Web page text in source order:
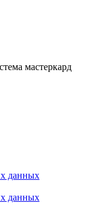
данных
данных